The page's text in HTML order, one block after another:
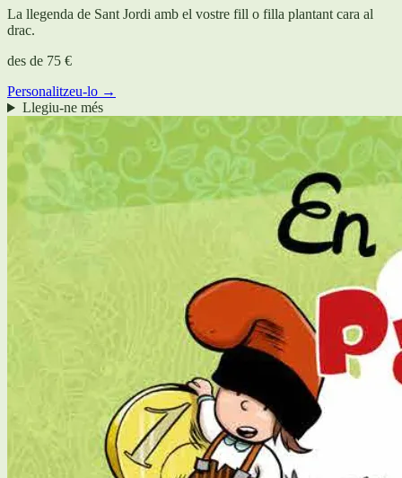
La llegenda de Sant Jordi amb el vostre fill o filla plantant cara al
drac.
des de 75 €
Personalitzeu-lo →
Llegiu-ne més